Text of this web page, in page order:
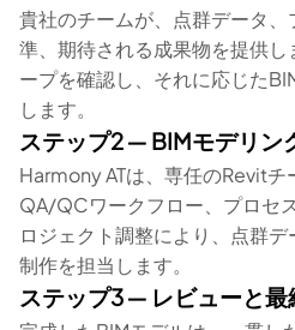
貴社のチームが、点群データ
準、期待される成果物を提供
ープを確認し、それに応じた
します。
ステップ2 ― BIMモデリン
Harmony ATは、専任のRevitチ
QA/QCワークフロー、プロセ
ロジェクト調整により、点群
制作を担当します。
ステップ3 ― レビューと最